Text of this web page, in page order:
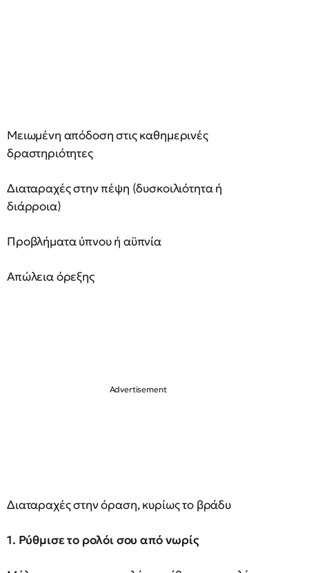
Μειωμένη απόδοση στις καθημερινές
δραστηριότητες
Διαταραχές στην πέψη (δυσκοιλιότητα ή
διάρροια)
Προβλήματα ύπνου ή αϋπνία
Απώλεια όρεξης
Διαταραχές στην όραση, κυρίως το βράδυ
1. Ρύθμισε το ρολόι σου από νωρίς